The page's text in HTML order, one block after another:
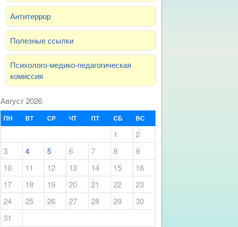
Антитеррор
Полезные ссылки
Психолого-медико-педагогическая
комиссия
Август 2026
ПН ВТ СР ЧТ ПТ СБ ВС
1
2
3
4 5 6 7 8
9
10
11 12 13 14 15
16
17
18 19 20 21 22
23
24
25 26 27 28 29
30
31